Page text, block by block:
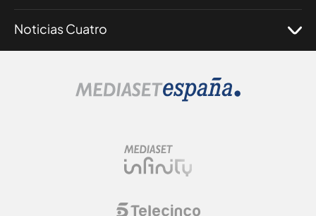
Noticias Cuatro